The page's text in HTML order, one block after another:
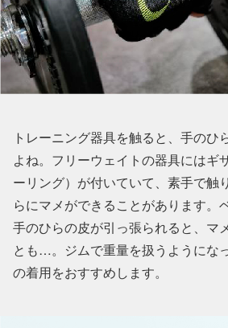
トレーニング器具を触ると、手のひ
よね。フリーウェイトの器具にはギ
ーリング）が付いていて、素手で触
らにマメができることがあります。
手のひらの皮が引っ張られると、マ
とも…。ジムで重量を扱うようにな
の着用をおすすめします。